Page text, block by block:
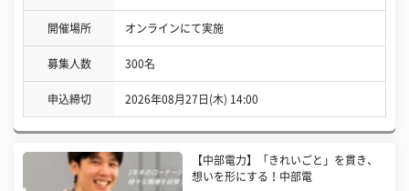
開催場所 オンラインにて実施
募集人数 300名
申込締切 2026年08月27日(木) 14:00
【中部電力】「きれいごと」を貫き、
想いを形にする！中部電